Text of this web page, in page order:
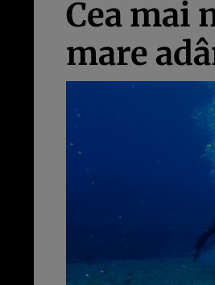
Cea mai
mare